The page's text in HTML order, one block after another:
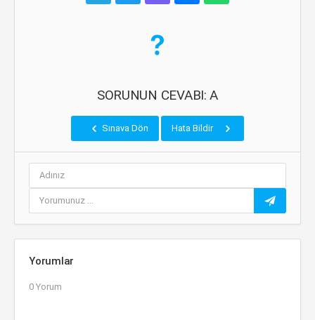
SORUNUN CEVABI: A
Sınava Dön Hata Bildir
Yorumlar
0 Yorum